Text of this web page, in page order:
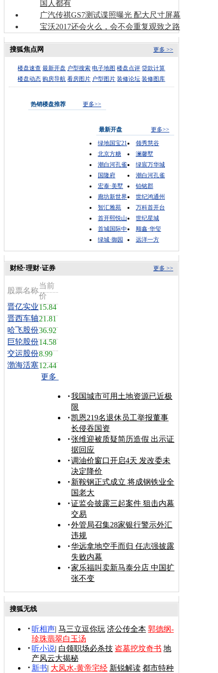
国人都有
广汽传祺GS7测试谍照曝光 配大尺寸屏幕
宝沃2017还会火么，会不会重复观致之路
更多 >>
搜狐焦点网
楼盘速查 最新开盘 户型搜索 电子地图 楼盘点评 贷款计算
楼盘动态 购房导航 看房图片 户型图片 装修论坛 装修图库
热销楼盘推荐 更多>>
最新开盘
更多>>
绿地国宝21
领秀慧谷
北京方糖
澜馨墅
潮白河孔雀
绿宸万华城
国隆府
潮白河孔雀
宏泰·美墅
铂铭郡
廊坊新世界
世纪鸿通州
智汇雅苑
万科首开台
首开熙悦山
世纪星城
首城国际中
顺鑫·华玺
绿城·御园
远洋一方
更多 >>
财经·理财·证券
股票名称
当前
价
晋亿实业15.84
晋西车轴21.81
哈飞股份36.92
巨轮股份14.58
交运股份8.99
渤海活塞12.44
更多
我国城市可用土地资源已近极
限
凯恩219名退休员工举报董事
长侵吞国资
张维迎被质疑简历造假 出示证
据回应
调油价窗口开启4天 发改委未
决定降价
新鞍钢正式成立 将成钢铁业全
国老大
证监会披露三起案件 狙击内幕
交易
外管局召集28家银行警示外汇
违规
华远拿地空手而归 任志强披露
失败内幕
家乐福叫卖新马泰分店 中国扩
张不变
搜狐无线
听相声| 马三立逗你玩 济公传全本 郭德纲-
珍珠翡翠白玉汤
听小说| 白领职场必杀技 盗墓挖坟奇书 地
产风云大揭秘
新书| 大风水-黄帝宅经 新锐解读 都市特种